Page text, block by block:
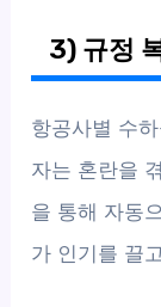
3) 규정
항공사별 수
자는 혼란을
을 통해 자동
가 인기를 끌